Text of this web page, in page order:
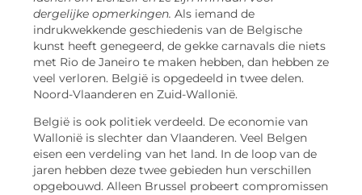
dergelijke opmerkingen. Als iemand de
indrukwekkende geschiedenis van de Belgische
kunst heeft genegeerd, de gekke carnavals die niets
met Rio de Janeiro te maken hebben, dan hebben ze
veel verloren. België is opgedeeld in twee delen.
Noord-Vlaanderen en Zuid-Wallonië.
België is ook politiek verdeeld. De economie van
Wallonië is slechter dan Vlaanderen. Veel Belgen
eisen een verdeling van het land. In de loop van de
jaren hebben deze twee gebieden hun verschillen
opgebouwd. Alleen Brussel probeert compromissen